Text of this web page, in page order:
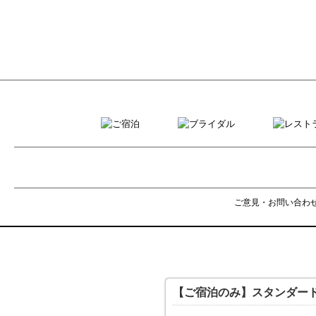
ご意見・お問い合わ
【ご宿泊のみ】スタンダー